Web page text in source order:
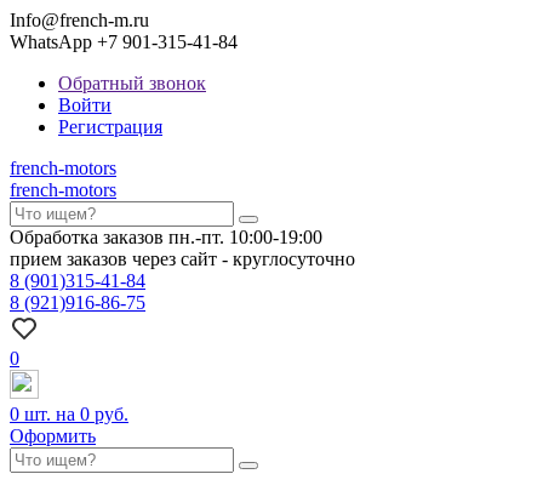
Info@french-m.ru
WhatsApp +7 901-315-41-84
Обратный звонок
Войти
Регистрация
french-motors
french-motors
Обработка заказов пн.-пт. 10:00-19:00
прием заказов через сайт - круглосуточно
8 (901)315-41-84
8 (921)916-86-75
0
0 шт. на 0 руб.
Оформить